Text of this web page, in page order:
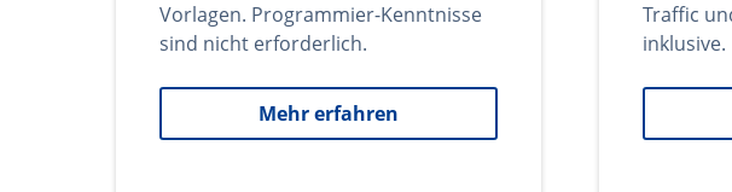
Vorlagen. Programmier-Kenntnisse
sind nicht erforderlich.
Mehr erfahren
Traffic
inklusive.